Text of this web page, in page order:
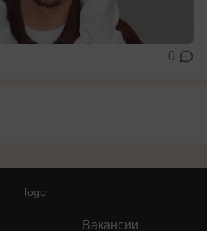
0
Вакансии